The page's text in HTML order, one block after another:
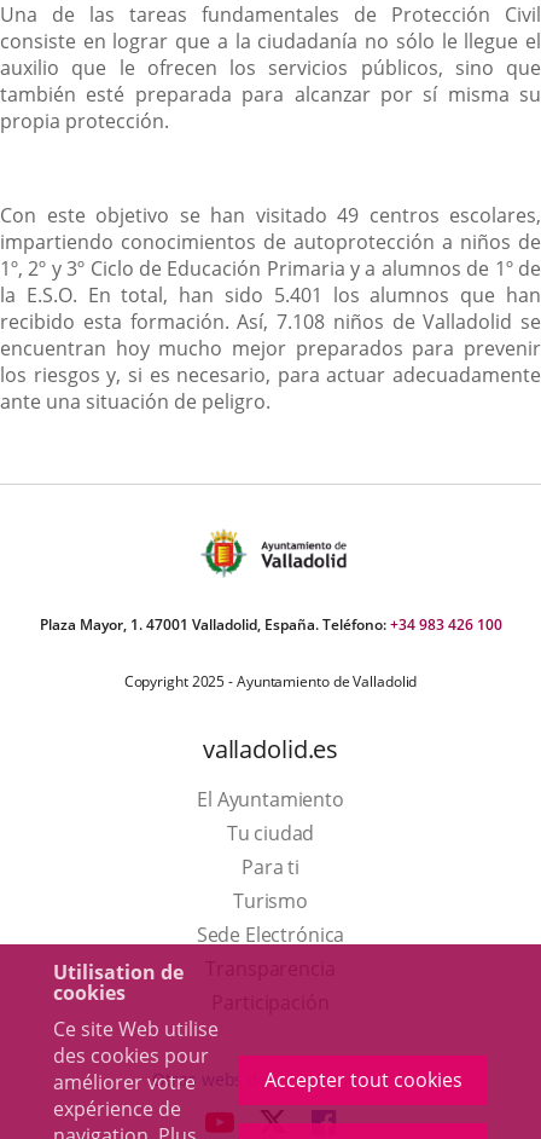
Utilisation de
cookies
Ce site Web utilise
des cookies pour
améliorer votre
expérience de
Accepter tout cookies
Una de las tareas fundamentales de Protección Civil
consiste en lograr que a la ciudadanía no sólo le llegue el
auxilio que le ofrecen los servicios públicos, sino que
también esté preparada para alcanzar por sí misma su
propia protección.
Con este objetivo se han visitado 49 centros escolares,
impartiendo conocimientos de autoprotección a niños de
1º, 2º y 3º Ciclo de Educación Primaria y a alumnos de 1º de
la E.S.O. En total, han sido 5.401 los alumnos que han
recibido esta formación. Así, 7.108 niños de Valladolid se
encuentran hoy mucho mejor preparados para prevenir
los riesgos y, si es necesario, para actuar adecuadamente
ante una situación de peligro.
Plaza Mayor, 1. 47001 Valladolid, España. Teléfono:+34 983 426 100
Copyright 2025 - Ayuntamiento de Valladolid
valladolid.es
El Ayuntamiento
Tu ciudad
Para ti
TurismoEste
enlace
una
ventana
Sede Electrónica
externa.
Otras webs del ayuntamiento
ENLACEENLACEENLACE